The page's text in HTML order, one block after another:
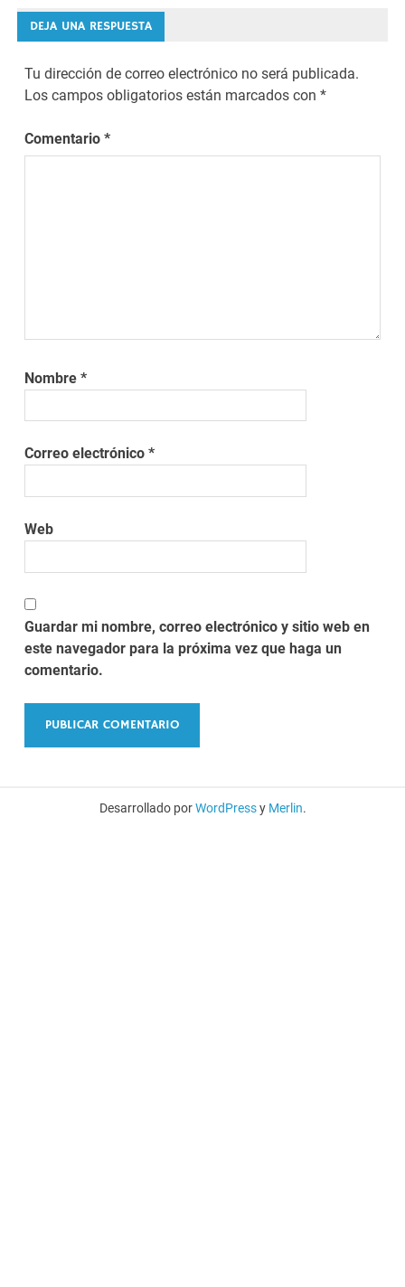
entradas
DEJA UNA RESPUESTA
Tu dirección de correo electrónico no será publicada.
Los campos obligatorios están marcados con*
Comentario*
Nombre*
Correo electrónico*
Web
Guardar mi nombre, correo electrónico y sitio web en
este navegador para la próxima vez que haga un
comentario.
Desarrollado porWordPressy Merlin.